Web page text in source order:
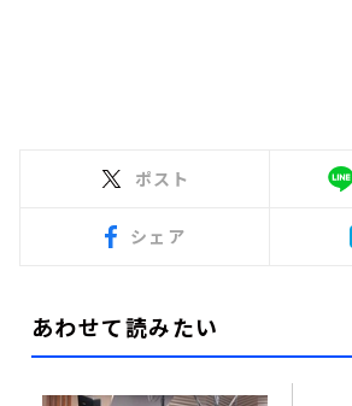
ポスト
シェア
あわせて読みたい